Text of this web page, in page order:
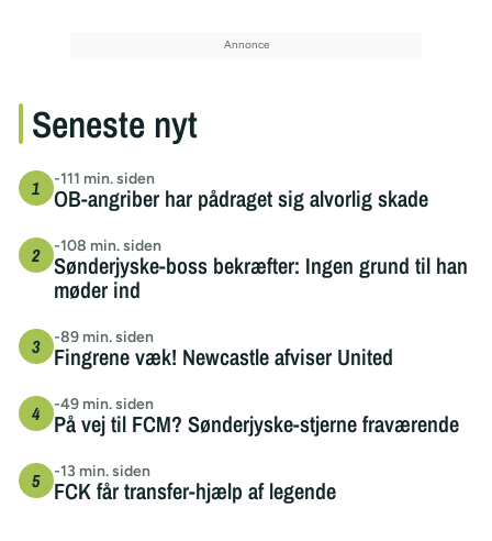
Seneste nyt
-111 min. siden
OB-angriber har pådraget sig alvorlig skade
-108 min. siden
Sønderjyske-boss bekræfter: Ingen grund til han
møder ind
-89 min. siden
Fingrene væk! Newcastle afviser United
-49 min. siden
På vej til FCM? Sønderjyske-stjerne fraværende
-13 min. siden
FCK får transfer-hjælp af legende